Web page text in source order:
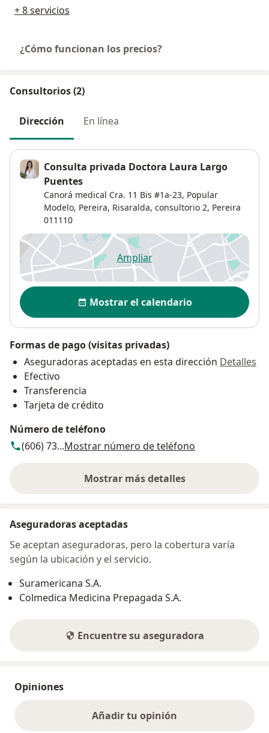
+ 8 servicios
¿Cómo funcionan los precios?
Consultorios (2)
Dirección En línea
Consulta privada Doctora Laura Largo
Puentes
Canorá medical Cra. 11 Bis #1a-23, Popular
Modelo, Pereira, Risaralda, consultorio 2, Pereira
011110
Ampliarse abre en una nueva
Disponibilidad
Mostrar el calendario
Formas de pago (visitas privadas)
Aseguradoras aceptadas en esta dirección Detalles
Efectivo
Transferencia
Tarjeta de crédito
Número de teléfono
(606) 73...Mostrar número de teléfono
Mostrar más detalles
sobre la dirección
Aseguradoras aceptadas
Se aceptan aseguradoras, pero la cobertura varía
según la ubicación y el servicio.
Suramericana S.A.
Colmedica Medicina Prepagada S.A.
Encuentre su aseguradora
Opiniones
Añadir tu opinión